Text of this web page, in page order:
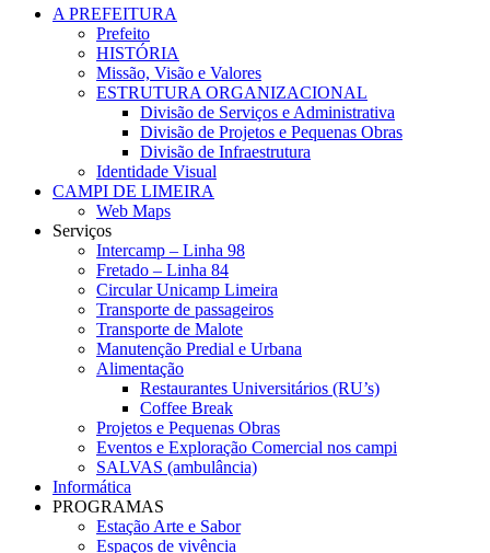
A PREFEITURA
Prefeito
HISTÓRIA
Missão, Visão e Valores
ESTRUTURA ORGANIZACIONAL
Divisão de Serviços e Administrativa
Divisão de Projetos e Pequenas Obras
Divisão de Infraestrutura
Identidade Visual
CAMPI DE LIMEIRA
Web Maps
Serviços
Intercamp – Linha 98
Fretado – Linha 84
Circular Unicamp Limeira
Transporte de passageiros
Transporte de Malote
Manutenção Predial e Urbana
Alimentação
Restaurantes Universitários (RU’s)
Coffee Break
Projetos e Pequenas Obras
Eventos e Exploração Comercial nos campi
SALVAS (ambulância)
Informática
PROGRAMAS
Estação Arte e Sabor
Espaços de vivência